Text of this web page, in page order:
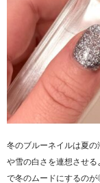
冬のブルーネイルは夏
や雪の白さを連想させ
で冬のムードにするの